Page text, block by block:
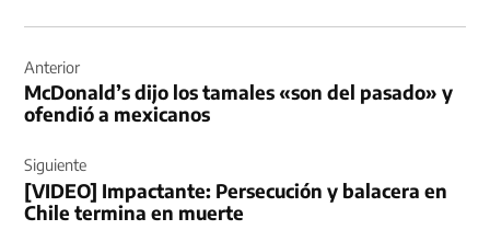
de
entradas
Anterior
McDonald’s dijo los tamales «son del pasado» y
ofendió a mexicanos
Siguiente
[VIDEO] Impactante: Persecución y balacera en
Chile termina en muerte